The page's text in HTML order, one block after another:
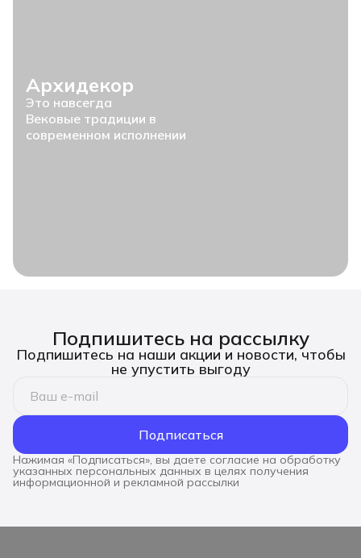
Архидекор
Это навсегда
Вековые традиции в
современном исполнении
Подпишитесь на рассылку
Подпишитесь на наши акции и новости, чтобы
не упустить выгоду
Подписаться
Нажимая «Подписаться», вы даете согласие на обработку
указанных персональных данных в целях получения
информационной и рекламной рассылки